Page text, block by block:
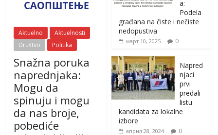
Aktuelno
Aktuelnosti
Društvo
Politika
Snažna poruka
naprednjaka:
Mogu da
spinuju i mogu
da nas broje,
pobediće
a:
Podela
građana na čiste i nečiste
nedopustiva
март 10, 2025 0
Napred
njaci
prvi
predali
listu
kandidata za lokalne
izbore
април 28, 2024 0